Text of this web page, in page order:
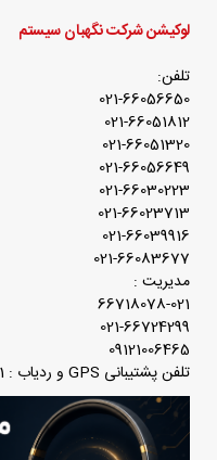
لوکیشن شرکت نگهبان سیستم
تلفن:
021-66056650
021-66051812
021-66051320
021-66056649
021-66030223
021-66023713
021-66039916
021-66083677
مدیریت :
66718078-021
021-66724299
09121006465
تلفن پشتیبانی GPS و ردیاب : 66029031-021